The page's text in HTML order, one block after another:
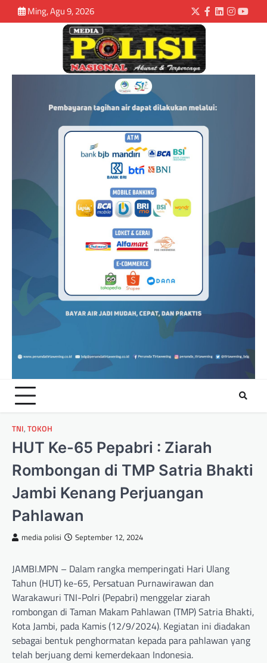
Ming, Agu 9, 2026
TNI, TOKOH
HUT Ke-65 Pepabri : Ziarah
Rombongan di TMP Satria Bhakti
Jambi Kenang Perjuangan
Pahlawan
media polisi September 12, 2024
JAMBI.MPN – Dalam rangka memperingati Hari Ulang
Tahun (HUT) ke-65, Persatuan Purnawirawan dan
Warakawuri TNI-Polri (Pepabri) menggelar ziarah
rombongan di Taman Makam Pahlawan (TMP) Satria Bhakti,
Kota Jambi, pada Kamis (12/9/2024). Kegiatan ini diadakan
sebagai bentuk penghormatan kepada para pahlawan yang
telah berjuang demi kemerdekaan Indonesia.